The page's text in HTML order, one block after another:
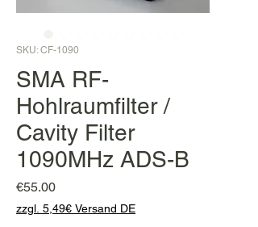
SKU: CF-1090
SMA RF-
Hohlraumfilter /
Cavity Filter
1090MHz ADS-B
€55.00Price
zzgl. 5,49€ Versand DE